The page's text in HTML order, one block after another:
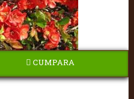
CUMPARA